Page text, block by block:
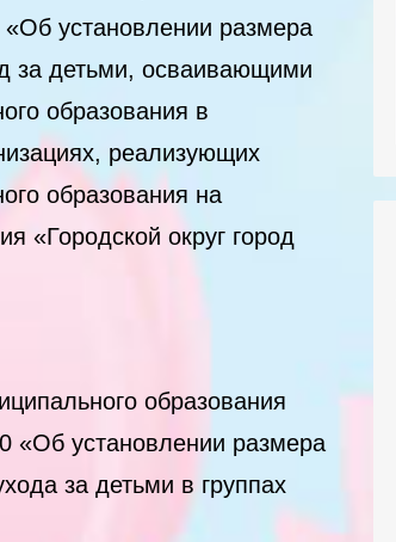
установлении размера
за детьми, осваивающими
образования в
реализующих
образования на
«Городской округ город
образования
«Об установлении размера
за детьми в группах